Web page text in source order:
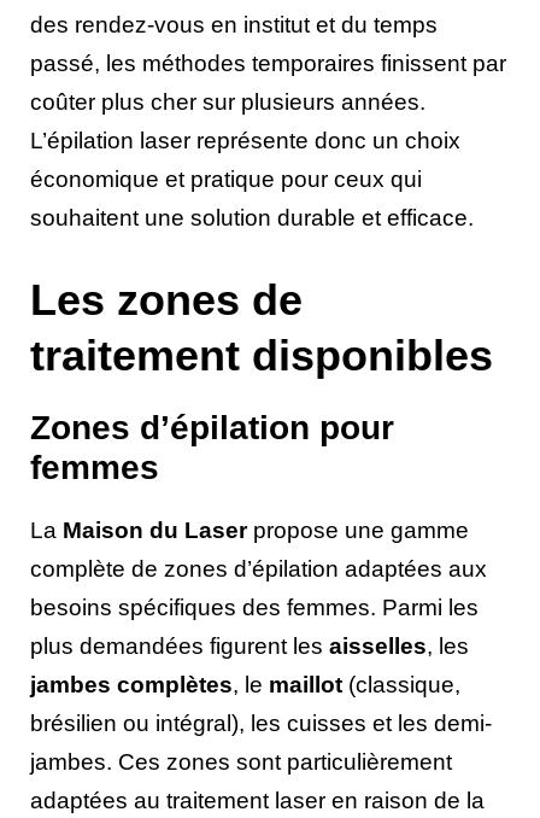
des rendez-vous en institut et du temps
passé, les méthodes temporaires finissent par
coûter plus cher sur plusieurs années.
L’épilation laser représente donc un choix
économique et pratique pour ceux qui
souhaitent une solution durable et efficace.
Les zones de
traitement disponibles
Zones d’épilation pour
femmes
La Maison du Laserpropose une gamme
complète de zones d’épilation adaptées aux
besoins spécifiques des femmes. Parmi les
plus demandées figurent les aisselles, les
jambes complètes, le maillot (classique,
brésilien ou intégral), les cuisses et les demi-
jambes. Ces zones sont particulièrement
adaptées au traitement laser en raison de la